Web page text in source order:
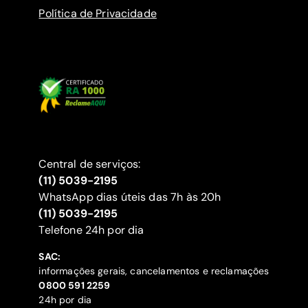
Política de Privacidade
Central de serviços:
(11) 5039-2195
WhatsApp dias úteis das 7h às 20h
(11) 5039-2195
‍Telefone 24h por dia
SAC:
informações gerais, cancelamentos e reclamações
‍0800 591 2259
24h por dia